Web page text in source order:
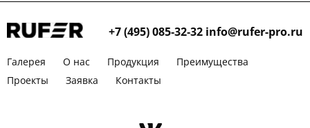
Галерея О нас Продукция
Преимущества
Проекты
Заявка Контакты
+7 (495) 085‑32‑32 info@rufer-pro.ru